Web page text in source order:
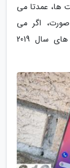
ها، عمدتا می
صورت، اگر می
خواهید از مشخصه های بهترین گوشی های سال 2019